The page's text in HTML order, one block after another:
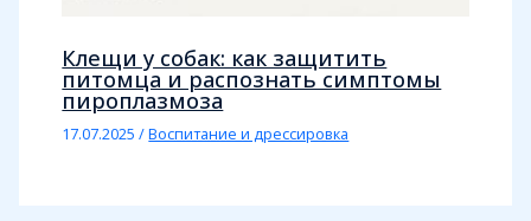
Клещи у собак: как защитить
питомца и распознать симптомы
пироплазмоза
17.07.2025/Воспитание и дрессировка